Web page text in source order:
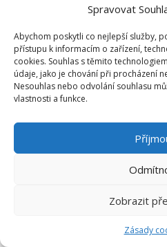
Spravovat
Abychom poskytli co nejlepší služby,
přístupu k informacím o zařízení,
cookies. Souhlas s těmito
údaje, jako je chování při procházení
Nesouhlas nebo odvolání souhlasu
vlastnosti a funkce.
Zobrazit
Zásady
KRYTÝ PLAVECKÝ BAZÉN
ZIMNÍ STADION NA SKALCE
RYCHLÁ NAVIGACE
EKO BI S.R.O.
SEMANÍNSKÁ 2050
IČ: 64827500